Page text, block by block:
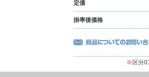
定価
掛率後価格
※ 区分